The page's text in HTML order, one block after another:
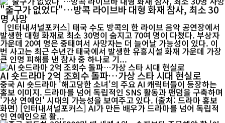
"출구가 없었다"…방콕 라이브바 대형 화재 참사, 최소 30
명 사망
[인터내셔널포커스] 태국 수도 방콕의 한 라이브 음악 공연장에서
발생한 대형 화재로 최소 30명이 숨지고 70여 명이 다쳤다. 부상자
가운데 20여 명은 중태여서 사망자는 더 늘어날 가능성이 있다. 이
번 사고는 최근 수년간 태국에서 발생한 유흥시설 화재 가운데 가장
큰 인명 피해를 낸 참사 중 하나로 기...
AI 숏드라마 2억 조회수 돌파…가상 스타 시대 현실로
중국 AI 숏드라마 '해고당한 소녀'의 주요 AI 캐릭터들이 등장하는
홍보 이미지. 드라마를 넘어 독립적인 SNS 활동과 팬덤을 구축하며
'가상 연예인' 시대의 가능성을 보여주고 있다. (출처: 드라마 홍보
화면) [인터내셔널포커스] AI가 만든 배우가 드라마를 넘어 독립적
인 연예인으로 활...